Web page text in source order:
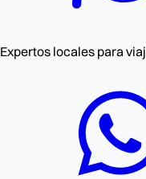
Expertos locales para